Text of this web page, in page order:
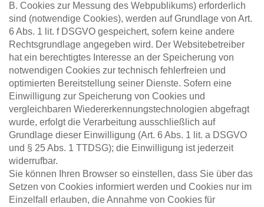
B. Cookies zur Messung des Webpublikums) erforderlich
sind (notwendige Cookies), werden auf Grundlage von Art.
6 Abs. 1 lit. f DSGVO gespeichert, sofern keine andere
Rechtsgrundlage angegeben wird. Der Websitebetreiber
hat ein berechtigtes Interesse an der Speicherung von
notwendigen Cookies zur technisch fehlerfreien und
optimierten Bereitstellung seiner Dienste. Sofern eine
Einwilligung zur Speicherung von Cookies und
vergleichbaren Wiedererkennungstechnologien abgefragt
wurde, erfolgt die Verarbeitung ausschließlich auf
Grundlage dieser Einwilligung (Art. 6 Abs. 1 lit. a DSGVO
und § 25 Abs. 1 TTDSG); die Einwilligung ist jederzeit
widerrufbar.
Sie können Ihren Browser so einstellen, dass Sie über das
Setzen von Cookies informiert werden und Cookies nur im
Einzelfall erlauben, die Annahme von Cookies für